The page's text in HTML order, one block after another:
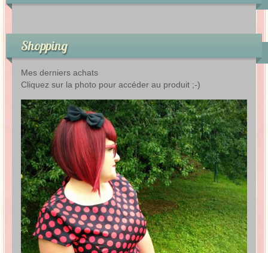
Shopping
Mes derniers achats
Cliquez sur la photo pour accéder au produit ;-)